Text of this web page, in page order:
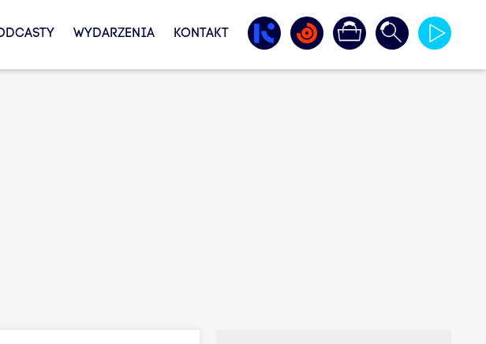
WYDARZENIA KONTAKT